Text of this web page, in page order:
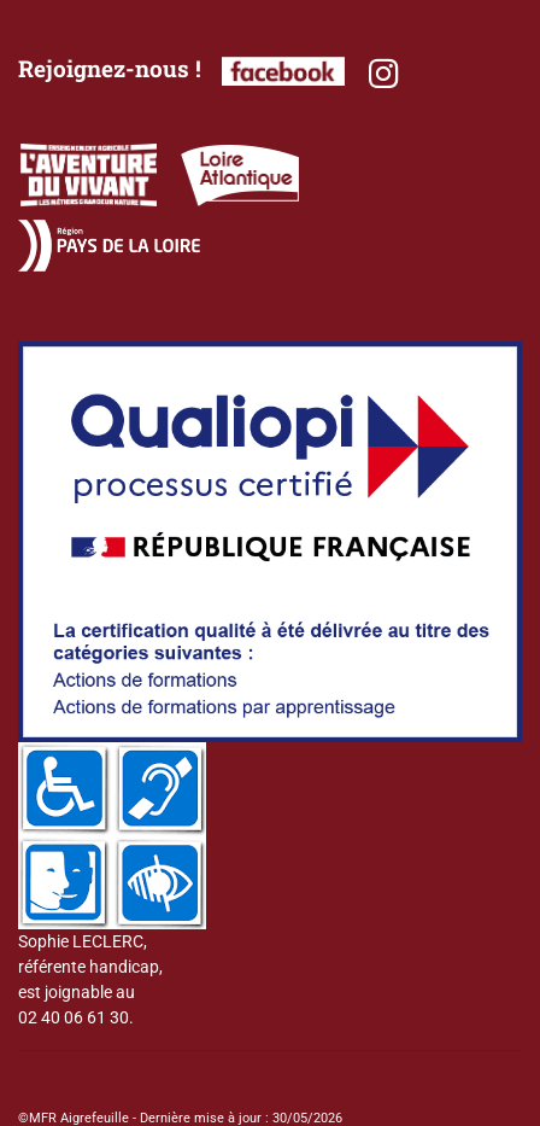
Rejoignez-nous !
Sophie LECLERC,
référente handicap,
est joignable au
02 40 06 61 30.
©MFR Aigrefeuille - Dernière mise à jour : 30/05/2026